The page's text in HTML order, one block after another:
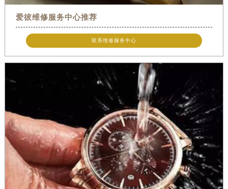
爱彼维修服务中心推荐
联系维修服务中心